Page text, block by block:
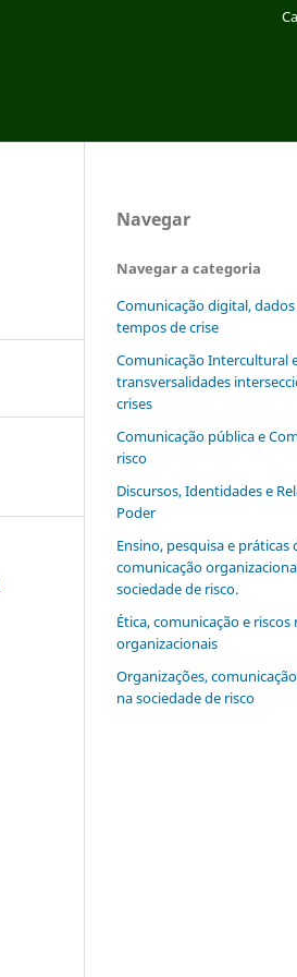
Navegar
Navegar a categoria
Comunicação digital, dados
tempos de crise
Comunicação Intercultural
transversalidades
crises
Comunicação pública e
risco
Discursos, Identidades e
Poder
Ensino, pesquisa e práticas
comunicação
sociedade de risco.
Ética, comunicação e riscos
organizacionais
Organizações,
na sociedade de risco